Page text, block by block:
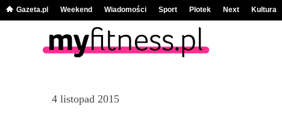
Gazeta.pl Weekend Wiadomości Sport Plotek Next Kultura
4 listopad 2015